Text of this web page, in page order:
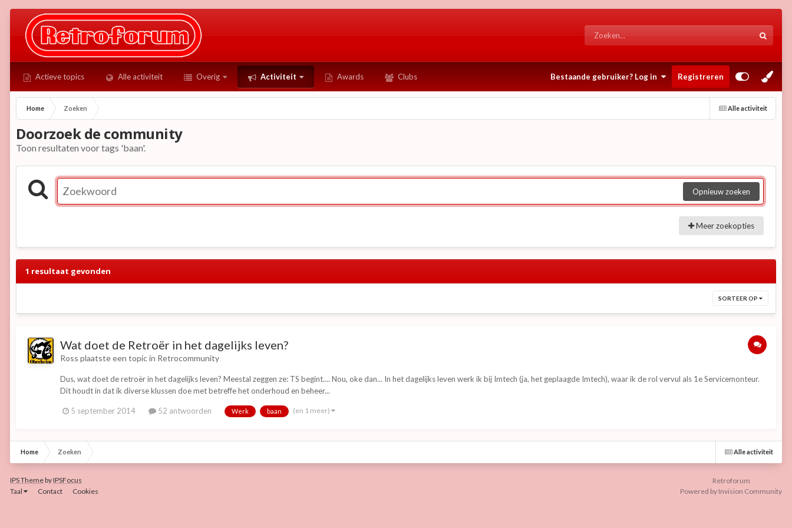
Actieve topics Alle activiteit Overig Activiteit Awards Clubs Bestaande gebruiker? Log in Registreren
Alle activiteit
Home Zoeken
Doorzoek de community
Toon resultaten voor tags 'baan'.
Opnieuw zoeken
Meer zoekopties
1 resultaat gevonden
SORTEER OP
Wat doet de Retroër in het dagelijks leven?
Ross plaatste een topic in Retrocommunity
Dus, wat doet de retroër in het dagelijks leven? Meestal zeggen ze: TS begint.... Nou, oke dan... In het dagelijks leven werk ik bij Imtech (ja, het geplaagde Imtech), waar ik de rol vervul als 1e Servicemonteur.
Dit houdt in dat ik diverse klussen doe met betreffe het onderhoud en beheer...
5 september 2014 52 antwoorden Werk baan (en 1 meer)
Alle activiteit
Home Zoeken
IPS ThemebyIPSFocus
Taal
Contact Cookies
Retroforum
Powered by Invision Community